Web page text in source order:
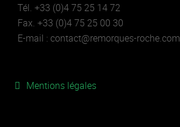
Tél. +33 (0)4 75 25 14 72
Fax. +33 (0)4 75 25 00 30
E-mail : contact@remorques-roche.com
Mentions légales